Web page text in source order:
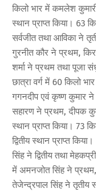
किलो भार में कमलेश
स्थान प्राप्त किया। 63
सर्वजीत तथा आविका ने
गुरनीत कौर ने प्रथम,
शर्मा ने प्रथम तथा पूजा संधु
छात्रा वर्ग में 60 किलो
गगनदीप एवं कृष्ण कुमार ने
सहारण ने प्रथम, दीपक
स्थान प्राप्त किया। 73
द्वितीय स्थान प्राप्त
सिंह ने द्वितीय तथा
में अमनजोत सिंह ने प्रथम,
तेजेन्द्रपाल सिंह ने तृतीय